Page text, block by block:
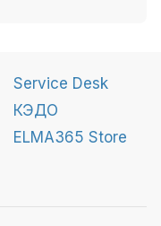
Service Desk
КЭДО
ELMA365 Store